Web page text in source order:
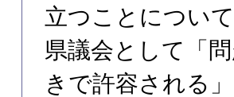
立つことについ
県議会として「
きで許容される」